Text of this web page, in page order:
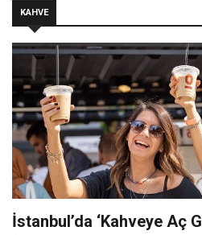
KAHVE
İstanbul’da ‘Kahveye Aç